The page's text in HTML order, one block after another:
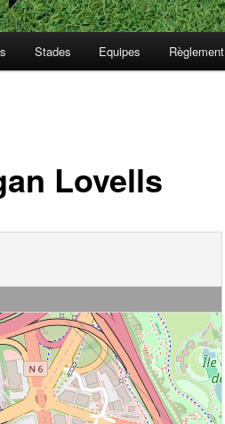
Stades Equipes Règlement
Lovells